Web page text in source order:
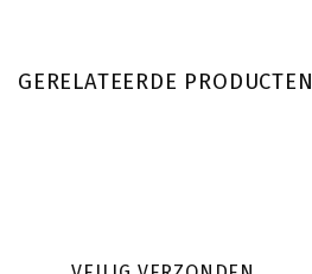
GERELATEERDE PRODUCTEN